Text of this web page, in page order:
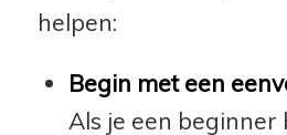
helpen:
Begin met een
Als je een beginner